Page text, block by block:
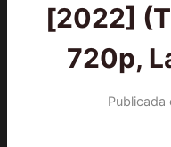
[2022]
720p,
Publicada